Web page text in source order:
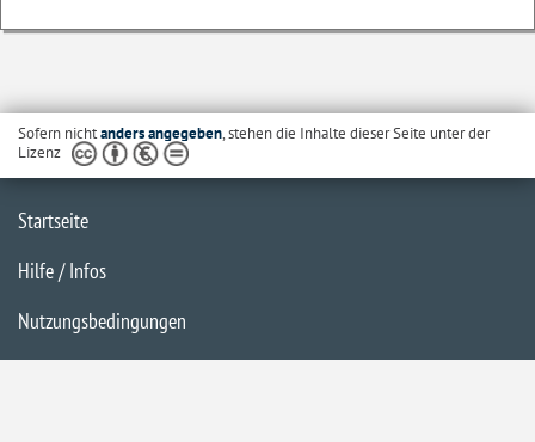
Sofern nichtanders angegeben, stehen die Inhalte dieser Seite unter der
Lizenz
Startseite
Hilfe / Infos
Nutzungsbedingungen